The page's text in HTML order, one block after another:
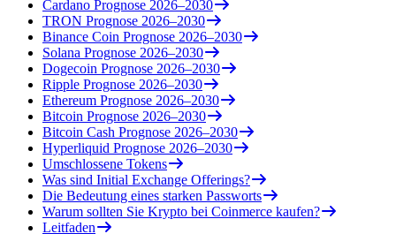
Cardano Prognose 2026–2030
TRON Prognose 2026–2030
Binance Coin Prognose 2026–2030
Solana Prognose 2026–2030
Dogecoin Prognose 2026–2030
Ripple Prognose 2026–2030
Ethereum Prognose 2026–2030
Bitcoin Prognose 2026–2030
Bitcoin Cash Prognose 2026–2030
Hyperliquid Prognose 2026–2030
Umschlossene Tokens
Was sind Initial Exchange Offerings?
Die Bedeutung eines starken Passworts
Warum sollten Sie Krypto bei Coinmerce kaufen?
Leitfaden